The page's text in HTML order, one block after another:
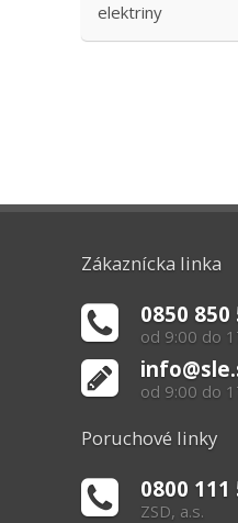
elektriny
Zákaznícka linka
0850 850
od 9:00 do
od 9:00 do
Poruchové linky
0800 111
ZSD, a.s.